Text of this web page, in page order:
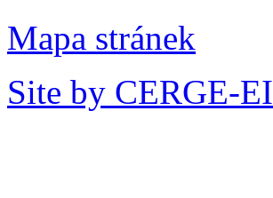
Mapa stránek
Site by CERGE-EI